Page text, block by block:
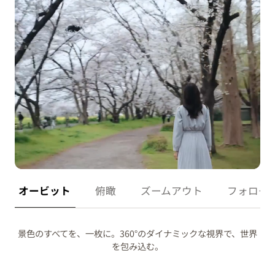
景色のすべてを、一枚に。360°のダイナミックな視界で、世界
を包み込む。
オービット 俯瞰 ズームアウト フォロー